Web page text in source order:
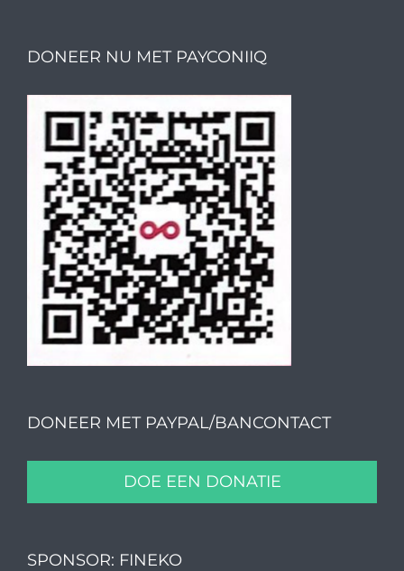
DONEER NU MET PAYCONIIQ
DONEER MET PAYPAL/BANCONTACT
DOE EEN DONATIE
SPONSOR: FINEKO